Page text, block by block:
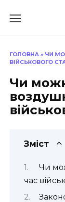
до
ГОЛОВНА » ЧИ
ВІЙСЬКОВОГО
Чи
Зміст
Чи
час